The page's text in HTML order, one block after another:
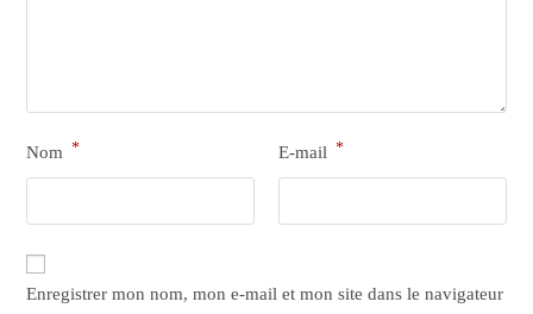
Nom * E-mail *
Enregistrer mon nom, mon e-mail et mon site dans le navigateur